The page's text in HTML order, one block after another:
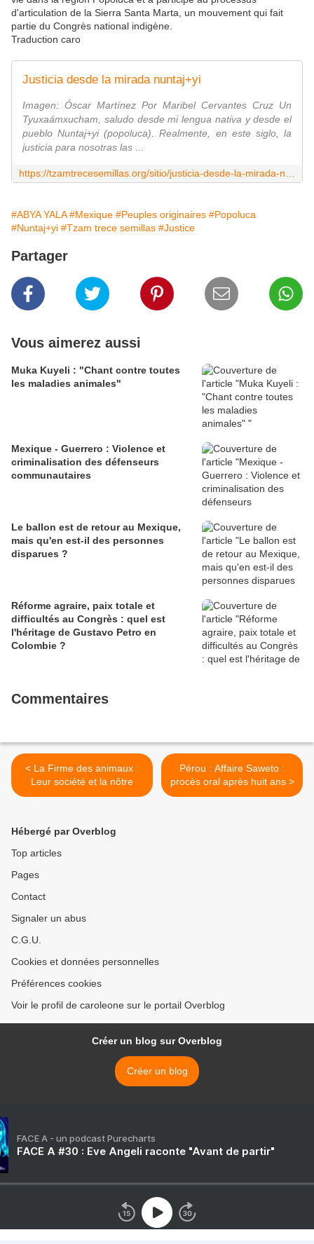
d'articulation de la Sierra Santa Marta, un mouvement qui fait
partie du Congrès national indigène.
Traduction caro
Justicia desde la mirada nuntaj+yi
Imagen: Óscar Martínez Por Maribel Cervantes Cruz Un
Tyuxaámxucham, saludo desde mi lengua nativa y desde el
pueblo Nuntaj+yi (popoluca). Realmente, en este siglo, la
justicia para nosotras las ...
#ABYA YALA #Mexique #Peuples originaires #Popoluca
#Nuntaj+yi #Tzam trece semillas #Justice
Partager
Vous aimerez aussi
Muka Kuyeli : "Chant contre toutes
les maladies animales"
Mexique - Guerrero : Violence et
criminalisation des défenseurs
communautaires
Le ballon est de retour au Mexique,
mais qu'en est-il des personnes
disparues ?
Réforme agraire, paix totale et
difficultés au Congrès : quel est
l'héritage de Gustavo Petro en
Colombie ?
Commentaires
< La Firme des animaux :
Leur société et la nôtre
Pérou : Affaire Saweto :
procès oral après huit ans >
Hébergé par Overblog
Top articles
Pages
Contact
Signaler un abus
C.G.U.
Cookies et données personnelles
Préférences cookies
Voir le profil de caroleone sur le portail Overblog
Créer un blog sur Overblog
Créer un blog
FACE A - un podcast Purecharts
FACE A #30 : Eve Angeli raconte "Avant de partir"